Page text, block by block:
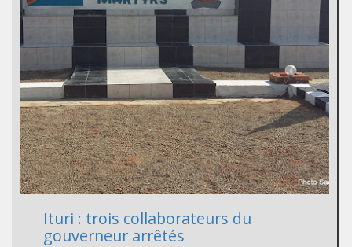
Ituri : trois collaborateurs du
gouverneur arrêtés